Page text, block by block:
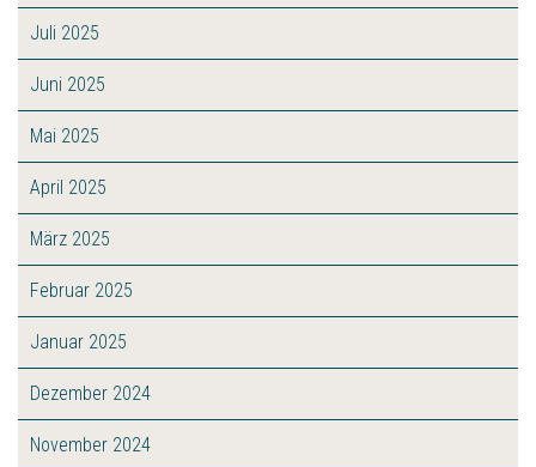
Juli 2025
Juni 2025
Mai 2025
April 2025
März 2025
Februar 2025
Januar 2025
Dezember 2024
November 2024